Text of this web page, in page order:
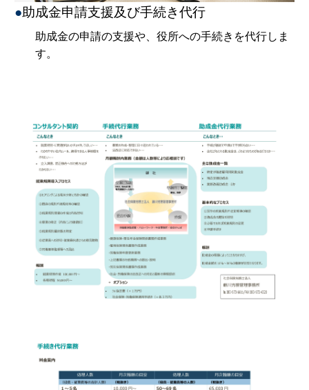
●助成金申請支援及び手続き代行
助成金の申請の支援や、役所への手続きを代行しま
す。